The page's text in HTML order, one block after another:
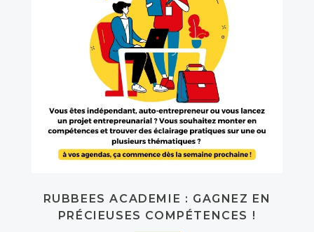
RUBBEES ACADEMIE : GAGNEZ EN
PRÉCIEUSES COMPÉTENCES !